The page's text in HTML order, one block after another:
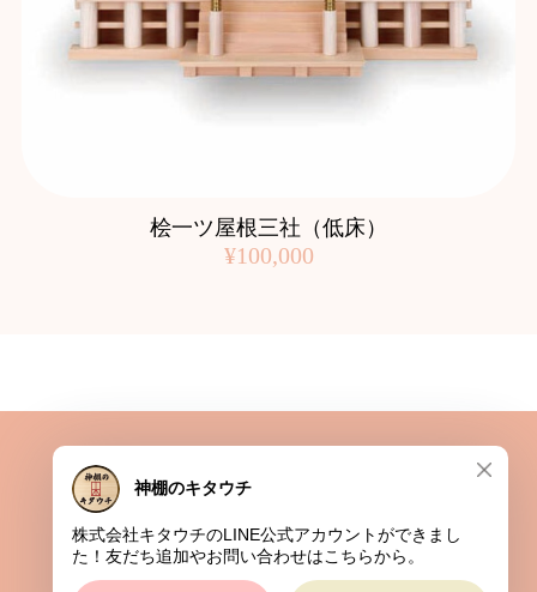
桧一ツ屋根三社（低床）
¥100,000
特定商取引法に基づく表記
© 株式会社キタウチ